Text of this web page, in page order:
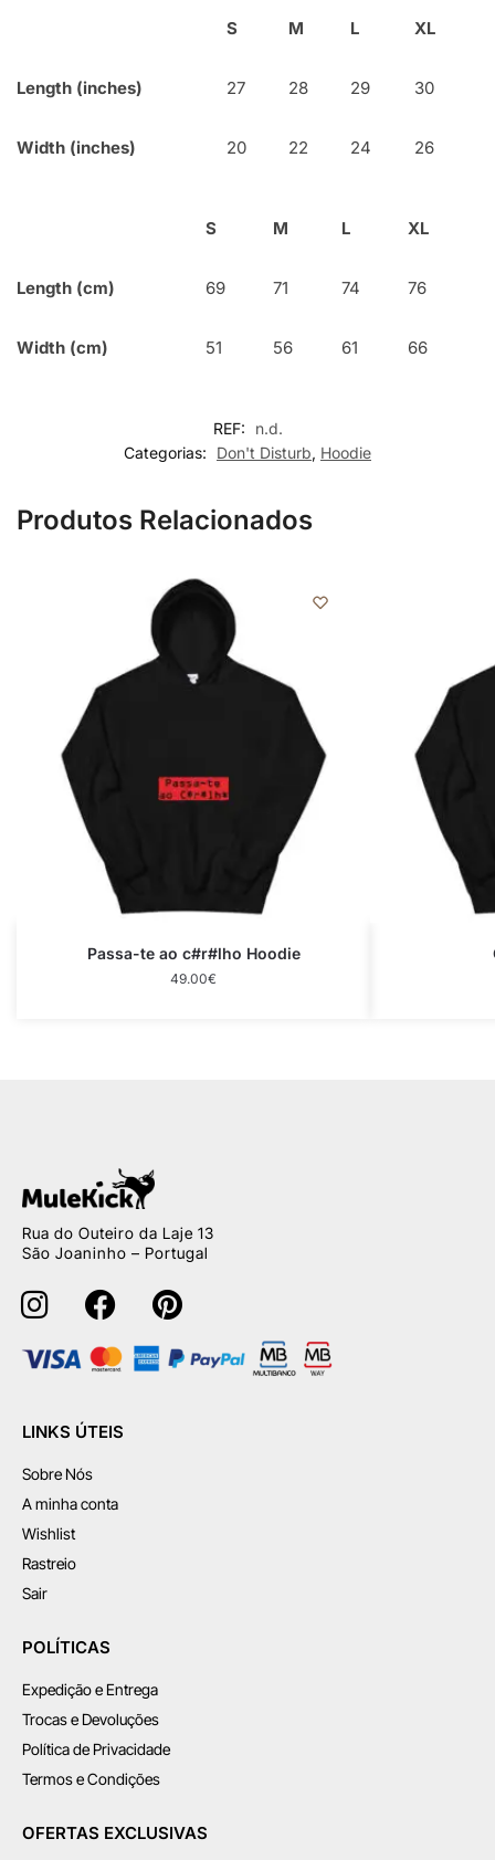
S M L XL
Length (inches) 27 28 29 30
Width (inches) 20 22 24 26
S M L XL
Length (cm) 69 71 74 76
Width (cm) 51 56 61 66
REF:
n.d.
Categorias:
Don't Disturb, Hoodie
Produtos Relacionados
Passa-te ao c#r#lho Hoodie
49.00€
Rua do Outeiro da Laje 13
São Joaninho – Portugal
LINKS ÚTEIS
Sobre Nós
A minha conta
Wishlist
Rastreio
Sair
POLÍTICAS
Expedição e Entrega
Trocas e Devoluções
Política de Privacidade
Termos e Condições
OFERTAS EXCLUSIVAS